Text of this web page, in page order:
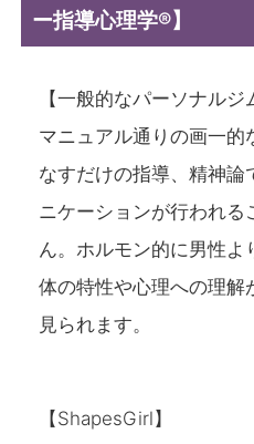
ー指導心理学®】
【一般的なパーソナルジ
マニュアル通りの画一的
なすだけの指導、精神論
ニケーションが行われる
ん。ホルモン的に男性よ
体の特性や心理への理解
見られます。
【ShapesGirl】